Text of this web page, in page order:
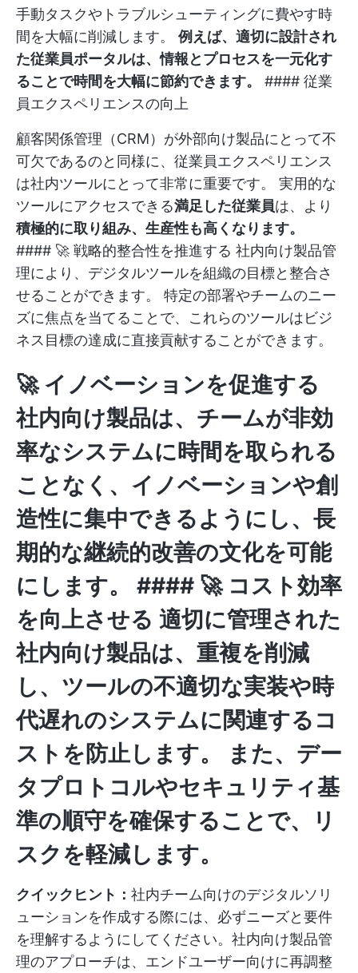
手動タスクやトラブルシューティングに費やす時
間を大幅に削減します。 例えば、適切に設計され
た従業員ポータルは、情報とプロセスを一元化す
ることで時間を大幅に節約できます。
#### 従業
員エクスペリエンスの向上
顧客関係管理（CRM）が外部向け製品にとって不
可欠であるのと同様に、従業員エクスペリエンス
は社内ツールにとって非常に重要です。 実用的な
ツールにアクセスできる満足した従業員は、より
積極的に取り組み、生産性も高くなります。
#### 🚀 戦略的整合性を推進する 社内向け製品管
理により、デジタルツールを組織の目標と整合さ
せることができます。 特定の部署やチームのニー
ズに焦点を当てることで、これらのツールはビジ
ネス目標の達成に直接貢献することができます。
🚀 イノベーションを促進する
社内向け製品は、 チームが非効
率なシステムに時間を取られる
ことなく、イノベーションや創
造性に集中できるようにし、長
期的な継続的改善の文化を可能
にします。 #### 🚀 コスト効率
を向上させる 適切に管理された
社内向け製品は、重複を削減
し、ツールの不適切な実装や時
代遅れのシステムに関連するコ
ストを防止します。
また、デー
タプロトコルやセキュリティ基
準の順守を確保することで、リ
スクを軽減します。
クイックヒント： 社内チーム向けのデジタルソリ
ューションを作成する際には、必ずニーズと要件
を理解するようにしてください。社内向け製品管
理のアプローチは、エンドユーザー向けに再調整